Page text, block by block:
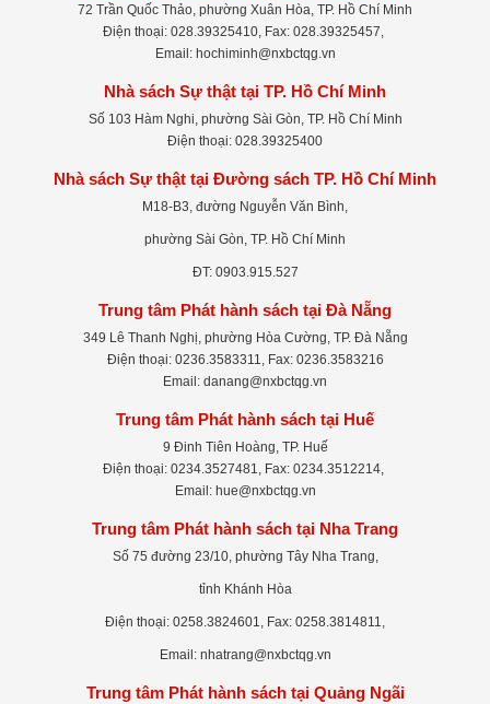
72 Trần Quốc Thảo, phường Xuân Hòa, TP. Hồ Chí Minh
Điện thoại: 028.39325410, Fax: 028.39325457,
Email: hochiminh@nxbctqg.vn
Nhà sách Sự thật tại TP. Hồ Chí Minh
Số 103 Hàm Nghi, phường Sài Gòn, TP. Hồ Chí Minh
Điện thoại: 028.39325400
Nhà sách Sự thật tại Đường sách TP. Hồ Chí Minh
M18-B3, đường Nguyễn Văn Bình,
phường Sài Gòn, TP. Hồ Chí Minh
ĐT: 0903.915.527
Trung tâm Phát hành sách tại Đà Nẵng
349 Lê Thanh Nghị, phường Hòa Cường, TP. Đà Nẵng
Điện thoại: 0236.3583311, Fax: 0236.3583216
Email: danang@nxbctqg.vn
Trung tâm Phát hành sách tại Huế
9 Đinh Tiên Hoàng, TP. Huế
Điện thoại: 0234.3527481, Fax: 0234.3512214,
Email: hue@nxbctqg.vn
Trung tâm Phát hành sách tại Nha Trang
Số 75 đường 23/10, phường Tây Nha Trang,
tỉnh Khánh Hòa
Điện thoại: 0258.3824601, Fax: 0258.3814811,
Email: nhatrang@nxbctqg.vn
Trung tâm Phát hành sách tại Quảng Ngãi